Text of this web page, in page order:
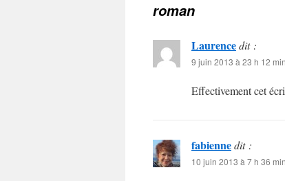
roman
Laurencedit :
9 juin 2013 à 23 h 12 min
Effectivement cet
fabiennedit :
10 juin 2013 à 7 h 36 min